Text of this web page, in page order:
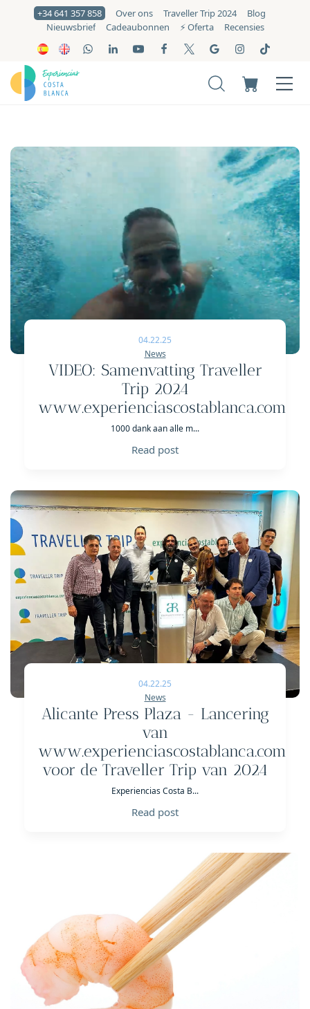
+34 641 357 858 Over ons Traveller Trip 2024
Blog
Nieuwsbrief
Cadeaubonnen ⚡️ Oferta Recensies
04.22.25
News
VIDEO: Samenvatting Traveller
Trip 2024
www.experienciascostablanca.com
1000 dank aan alle m...
Read post
04.22.25
News
Alicante Press Plaza - Lancering
van
www.experienciascostablanca.com
voor de Traveller Trip van 2024
Experiencias Costa B...
Read post